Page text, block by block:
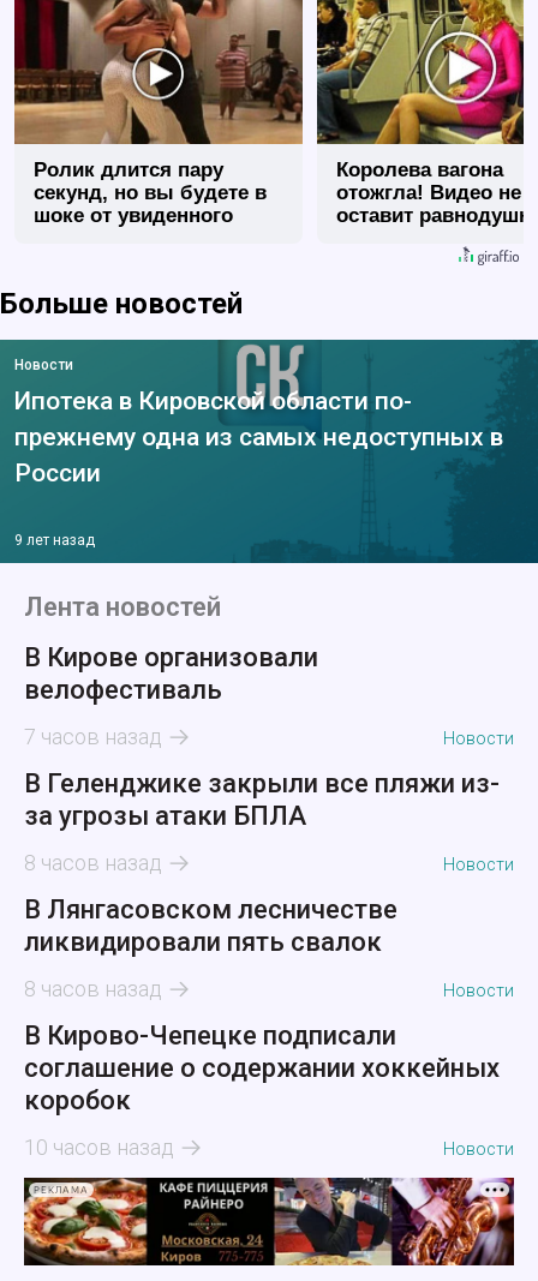
Ролик длится пару
секунд, но вы будете в
шоке от увиденного
Королева вагона
отожгла! Видео не
оставит
Больше новостей
Новости
Ипотека в Кировской области по-
прежнему одна из самых недоступных в
России
9 лет назад
Лента новостей
В Кирове организовали
велофестиваль
7 часов назад Новости
В Геленджике закрыли все пляжи из-
за угрозы атаки БПЛА
8 часов назад Новости
В Лянгасовском лесничестве
ликвидировали пять свалок
8 часов назад Новости
В Кирово-Чепецке подписали
соглашение о содержании хоккейных
коробок
10 часов назад Новости
РЕКЛАМА